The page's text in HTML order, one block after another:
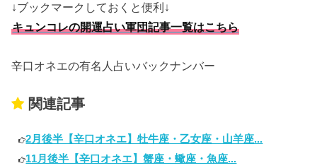
↓ブックマークしておくと便利↓
キュンコレの開運占い軍団記事一覧はこちら
辛口オネエの有名人占いバックナンバー
関連記事
2月後半【辛口オネエ】牡牛座・乙女座・山羊座...
11月後半【辛口オネエ】蟹座・蠍座・魚座...